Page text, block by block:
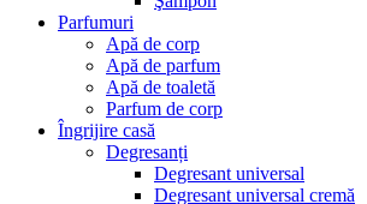
Parfumuri
Apă de corp
Apă de parfum
Apă de toaletă
Parfum de corp
Îngrijire casă
Degresanți
Degresant universal
Degresant universal cremă